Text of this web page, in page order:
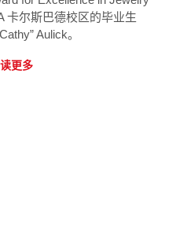
卡尔斯巴德校区的毕业生
Aulick。
更多